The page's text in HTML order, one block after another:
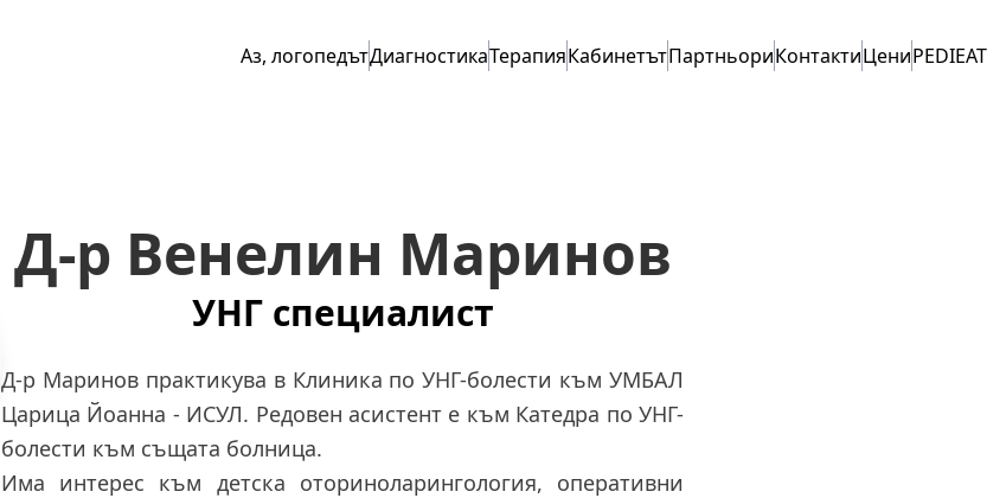
Аз, логопедътДиагностикаТерапияКабинетътПартньориКонтактиЦениPEDIEAT
Д-р Венелин Маринов
УНГ специалист
Д-р Маринов практикува в Клиника по УНГ-болести към УМБАЛ
Царица Йоанна - ИСУЛ. Редовен асистент е към Катедра по УНГ-
болести към същата болница.
Има интерес към детска оториноларингология, оперативни